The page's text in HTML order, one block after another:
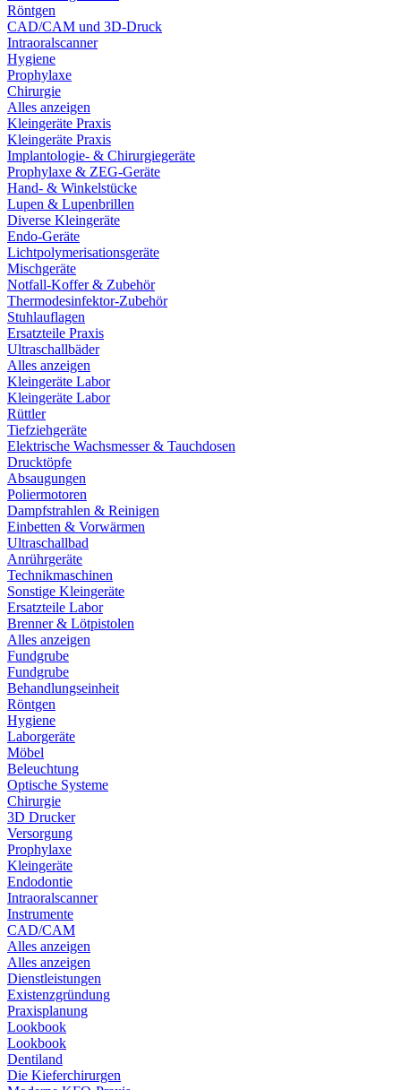
Röntgen
CAD/CAM und 3D-Druck
Intraoralscanner
Hygiene
Prophylaxe
Chirurgie
Alles anzeigen
Kleingeräte Praxis
Kleingeräte Praxis
Implantologie- & Chirurgiegeräte
Prophylaxe & ZEG-Geräte
Hand- & Winkelstücke
Lupen & Lupenbrillen
Diverse Kleingeräte
Endo-Geräte
Lichtpolymerisationsgeräte
Mischgeräte
Notfall-Koffer & Zubehör
Thermodesinfektor-Zubehör
Stuhlauflagen
Ersatzteile Praxis
Ultraschallbäder
Alles anzeigen
Kleingeräte Labor
Kleingeräte Labor
Rüttler
Tiefziehgeräte
Elektrische Wachsmesser & Tauchdosen
Drucktöpfe
Absaugungen
Poliermotoren
Dampfstrahlen & Reinigen
Einbetten & Vorwärmen
Ultraschallbad
Anrührgeräte
Technikmaschinen
Sonstige Kleingeräte
Ersatzteile Labor
Brenner & Lötpistolen
Alles anzeigen
Fundgrube
Fundgrube
Behandlungseinheit
Röntgen
Hygiene
Laborgeräte
Möbel
Beleuchtung
Optische Systeme
Chirurgie
3D Drucker
Versorgung
Prophylaxe
Kleingeräte
Endodontie
Intraoralscanner
Instrumente
CAD/CAM
Alles anzeigen
Alles anzeigen
Dienstleistungen
Existenzgründung
Praxisplanung
Lookbook
Lookbook
Dentiland
Die Kieferchirurgen